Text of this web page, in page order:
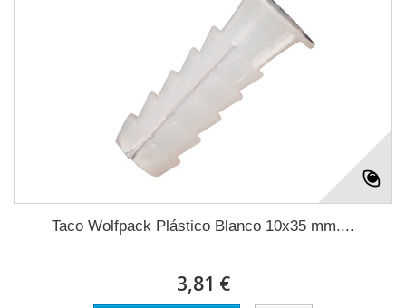
Taco Wolfpack Plástico Blanco 10x35 mm....
3,81 €